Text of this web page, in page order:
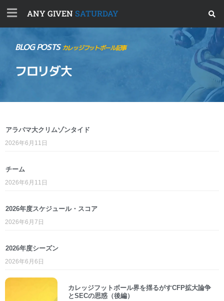
ANY GIVEN SATURDAY
BLOG POSTSカレッジフットボール記事
フロリダ大
アラバマ大クリムゾンタイド
2026年6月11日
チーム
2026年6月11日
2026年度スケジュール・スコア
2026年6月7日
2026年度シーズン
2026年6月6日
カレッジフットボール界を揺るがすCFP拡大論争
とSECの思惑（後編）